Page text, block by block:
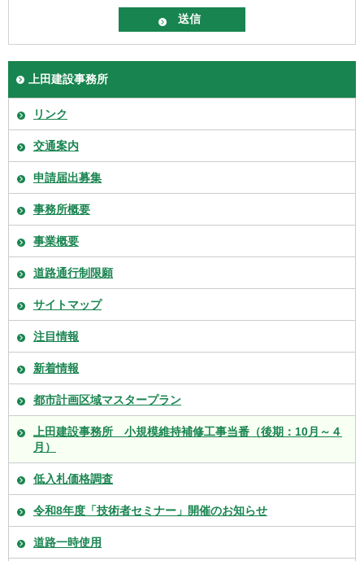
上田建設事務所
リンク
交通案内
申請届出募集
事務所概要
事業概要
道路通行制限願
サイトマップ
注目情報
新着情報
都市計画区域マスタープラン
上田建設事務所 小規模維持補修工事当番（後期：10月～４
月）
低入札価格調査
令和8年度「技術者セミナー」開催のお知らせ
道路一時使用